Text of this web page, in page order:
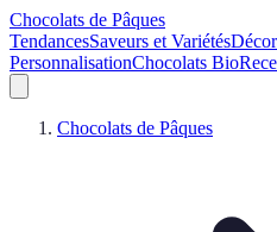
Chocolats de Pâques
TendancesSaveurs et Variétés
PersonnalisationChocolats Bio
Chocolats de Pâques